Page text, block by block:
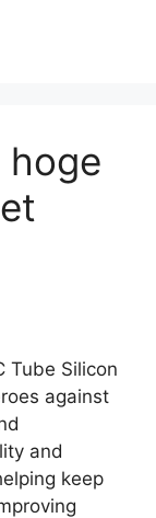
hoge
Tube Silicon
against
and
keep